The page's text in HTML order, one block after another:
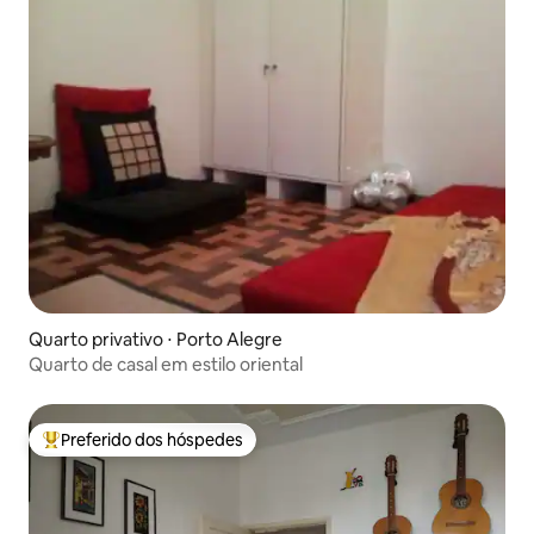
Quarto privativo ⋅ Porto Alegre
Quarto de casal em estilo oriental
Entre os melhores preferidos dos hóspedes
Preferido dos hóspedes